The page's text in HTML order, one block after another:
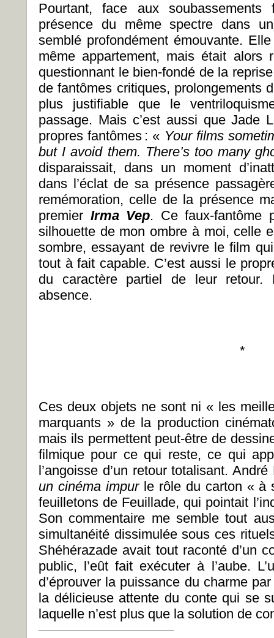
Pourtant, face aux
présence du même spectre dans
semblé profondément émouvante.
même appartement, mais était alors
questionnant le bien-fondé de la
de fantômes critiques, prolongements
plus justifiable que le
passage. Mais c’est aussi que Jade
propres fantômes : « Your films
but I avoid them. There’s too many
disparaissait, dans un moment
dans l’éclat de sa présence
remémoration, celle de la présence
premier Irma Vep. Ce faux-fantôme
silhouette de mon ombre à moi, celle
sombre, essayant de revivre le film
tout à fait capable. C’est aussi le
du caractère partiel de leur retour.
absence.
*
Ces deux objets ne sont ni « les
marquants » de la production
mais ils permettent peut-être de
filmique pour ce qui reste, ce qui
l’angoisse d’un retour totalisant.
un cinéma impurle rôle du carton « à
feuilletons de Feuillade, qui pointait
Son commentaire me semble tout
simultanéité dissimulée sous ces
Shéhérazade avait tout raconté d’un
public, l’eût fait exécuter à l’aube.
d’éprouver la puissance du charme
la délicieuse attente du conte qui se
laquelle n’est plus que la solution de